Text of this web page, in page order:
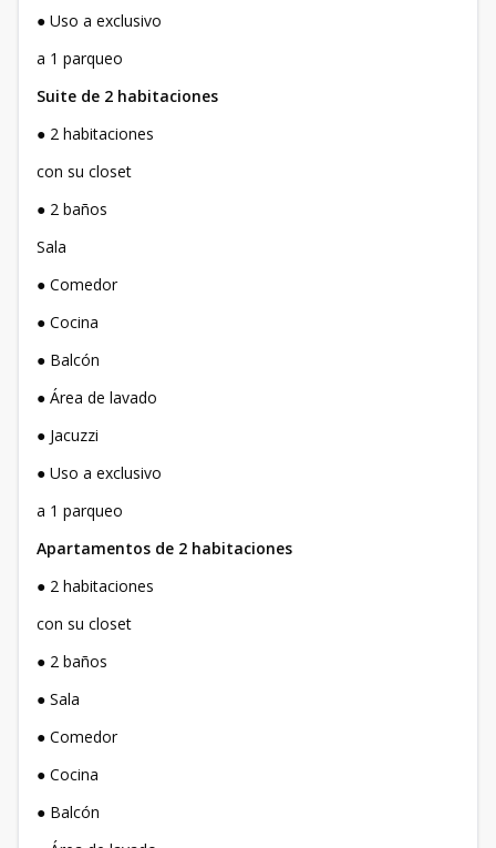
● Uso a exclusivo
a 1 parqueo
Suite de 2 habitaciones
● 2 habitaciones
con su closet
● 2 baños
Sala
● Comedor
● Cocina
● Balcón
● Área de lavado
● Jacuzzi
● Uso a exclusivo
a 1 parqueo
Apartamentos de 2 habitaciones
● 2 habitaciones
con su closet
● 2 baños
● Sala
● Comedor
● Cocina
● Balcón